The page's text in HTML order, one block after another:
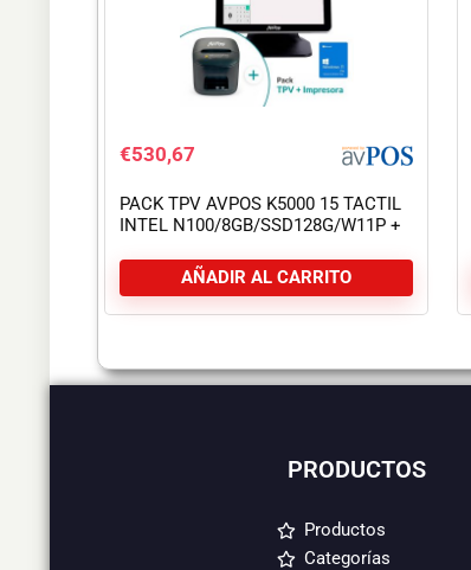
€530,67
PACK TPV AVPOS K5000 15 TACTIL
INTEL N100/8GB/SSD128G/W11P +
AÑADIR AL CARRITO
PRODUCTOS
Productos
Categorías